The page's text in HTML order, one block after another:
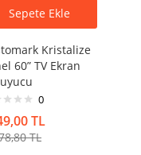
Sepete Ekle
Kristalize
60” TV Ekran
0
TL
TL